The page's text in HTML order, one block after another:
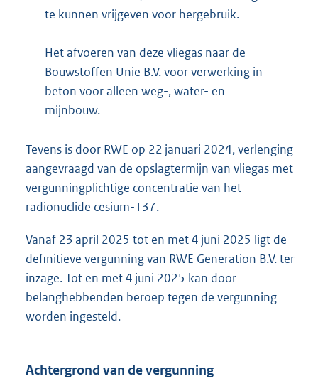
te kunnen vrijgeven voor hergebruik.
−
Het afvoeren van deze vliegas naar de
Bouwstoffen Unie B.V. voor verwerking in
beton voor alleen weg-, water- en
mijnbouw.
Tevens is door RWE op 22 januari 2024, verlenging
aangevraagd van de opslagtermijn van vliegas met
vergunningplichtige concentratie van het
radionuclide cesium-137.
Vanaf 23 april 2025 tot en met 4 juni 2025 ligt de
definitieve vergunning van RWE Generation B.V. ter
inzage. Tot en met 4 juni 2025 kan door
belanghebbenden beroep tegen de vergunning
worden ingesteld.
Achtergrond van de vergunning